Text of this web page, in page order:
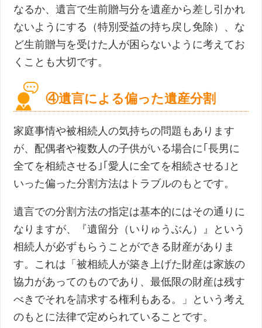
なるか、遺言で生前贈与分を遺産から差し引かれ
ないようにする（特別受益の持ち戻し免除）、な
ど生前贈与を受けた人が困らないように考えてお
くことも大切です。
④遺言による偏った遺産分割
家庭事情や被相続人の気持ちの問題もあります
が、配偶者や複数人の子供がいる場合に｢長男に
全てを相続させる｣｢愛人に全てを相続させる｣と
いった偏った分割方法はトラブルのもとです。
遺言での分割方法の指定は基本的にはその通りに
なりますが、『遺留分（いりゅうぶん）』という
相続人が必ずもらうことができる財産がありま
す。これは「被相続人が築き上げた財産は家族の
協力があってのものであり、最低限の財産は残す
べきでそれを請求する権利もある。」という考え
のもとに法律で定められていることです。